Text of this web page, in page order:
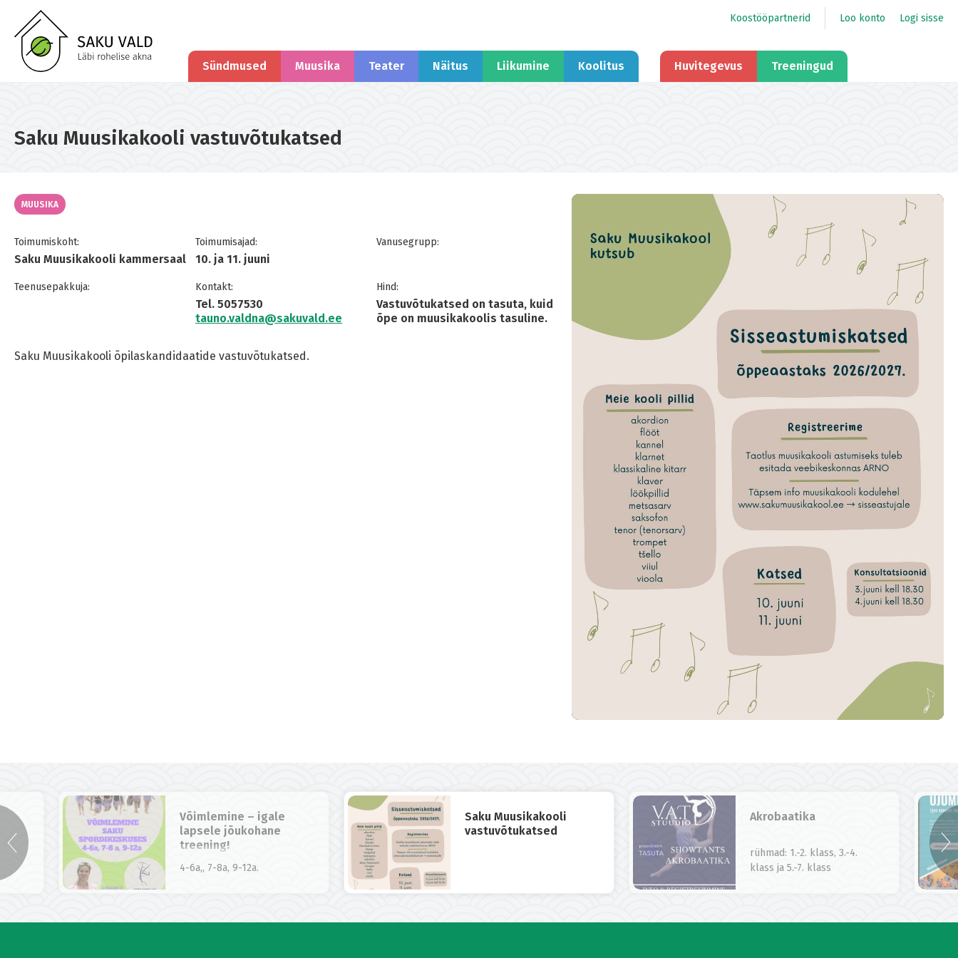
Koostööpartnerid Loo konto Logi sisse
Sündmused Muusika Teater Näitus Liikumine Koolitus Huvitegevus Treeningud
Saku Muusikakooli vastuvõtukatsed
MUUSIKA
Toimumiskoht:
Saku Muusikakooli kammersaal
Toimumisajad:
10. ja 11. juuni
Vanusegrupp:
Teenusepakkuja: Kontakt:
Tel. 5057530
tauno.valdna@sakuvald.ee
Hind:
Vastuvõtukatsed on tasuta, kuid
õpe on muusikakoolis tasuline.
Saku Muusikakooli õpilaskandidaatide vastuvõtukatsed.
Võimlemine – igale
lapsele jõukohane
treening!
4-6a,, 7-8a, 9-12a.
Saku Muusikakooli
vastuvõtukatsed
Akrobaatika
rühmad: 1.-2. klass, 3.-4.
klass ja 5.-7. klass